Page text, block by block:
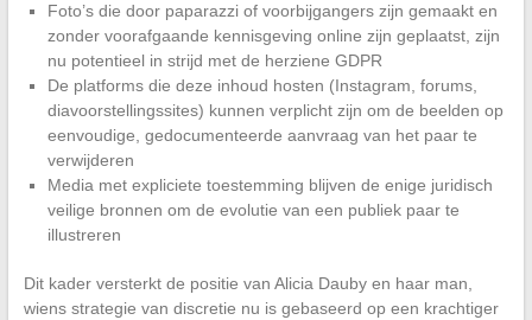
Foto’s die door paparazzi of voorbijgangers zijn gemaakt en
zonder voorafgaande kennisgeving online zijn geplaatst, zijn
nu potentieel in strijd met de herziene GDPR
De platforms die deze inhoud hosten (Instagram, forums,
diavoorstellingssites) kunnen verplicht zijn om de beelden op
eenvoudige, gedocumenteerde aanvraag van het paar te
verwijderen
Media met expliciete toestemming blijven de enige juridisch
veilige bronnen om de evolutie van een publiek paar te
illustreren
Dit kader versterkt de positie van Alicia Dauby en haar man,
wiens strategie van discretie nu is gebaseerd op een krachtiger